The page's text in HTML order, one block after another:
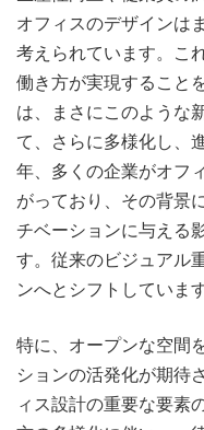
オフィスのデザインは
考えられています。こ
働き方が実現すること
は、まさにこのような
て、さらに多様化し、
年、多くの企業がオフ
がっており、その背景
チベーションに与える
す。従来のビジュアル
ンへとシフトしています
特に、オープンな空間
ションの活発化が期待
ィス設計の重要な要素